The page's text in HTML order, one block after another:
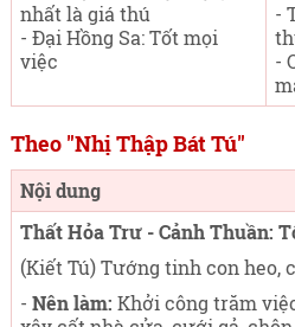
nhất là giá thú
- Đại Hồng Sa: Tốt mọi
việc
-
-
Theo "Nhị Thập Bát Tú"
Nội dung
Thất Hỏa Trư - Cảnh Thuần:
(Kiết Tú) Tướng tinh con heo,
- Nên làm: Khởi công trăm